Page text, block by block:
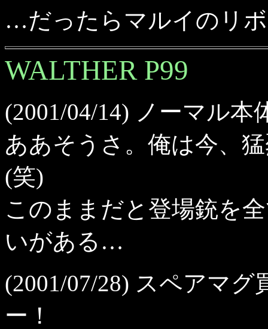
…だったらマルイのリ
WALTHER P99
(2001/04/14) ノーマル本
ああそうさ。俺は今、
(笑)
このままだと登場銃を
いがある…
(2001/07/28) スペアマ
ー！